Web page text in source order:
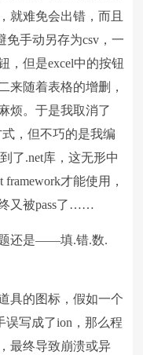
就难免会出错，而且
免手动另存为csv，一
，但是excel中的按钮
来随着表格的增删，
烦。于是我取消了
，但不巧的是我编
了.net库，这无形中
才能使用，
又被pass了……
还是——填.错.数.
具的图标，假如一个
误写成了ion，那么程
最终导致崩溃或异